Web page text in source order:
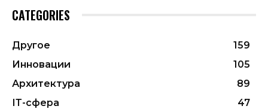
CATEGORIES
Другое
159
Инновации
105
Архитектура
89
ІТ-сфера
47